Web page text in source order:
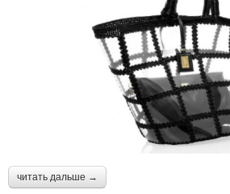
читать дальше →